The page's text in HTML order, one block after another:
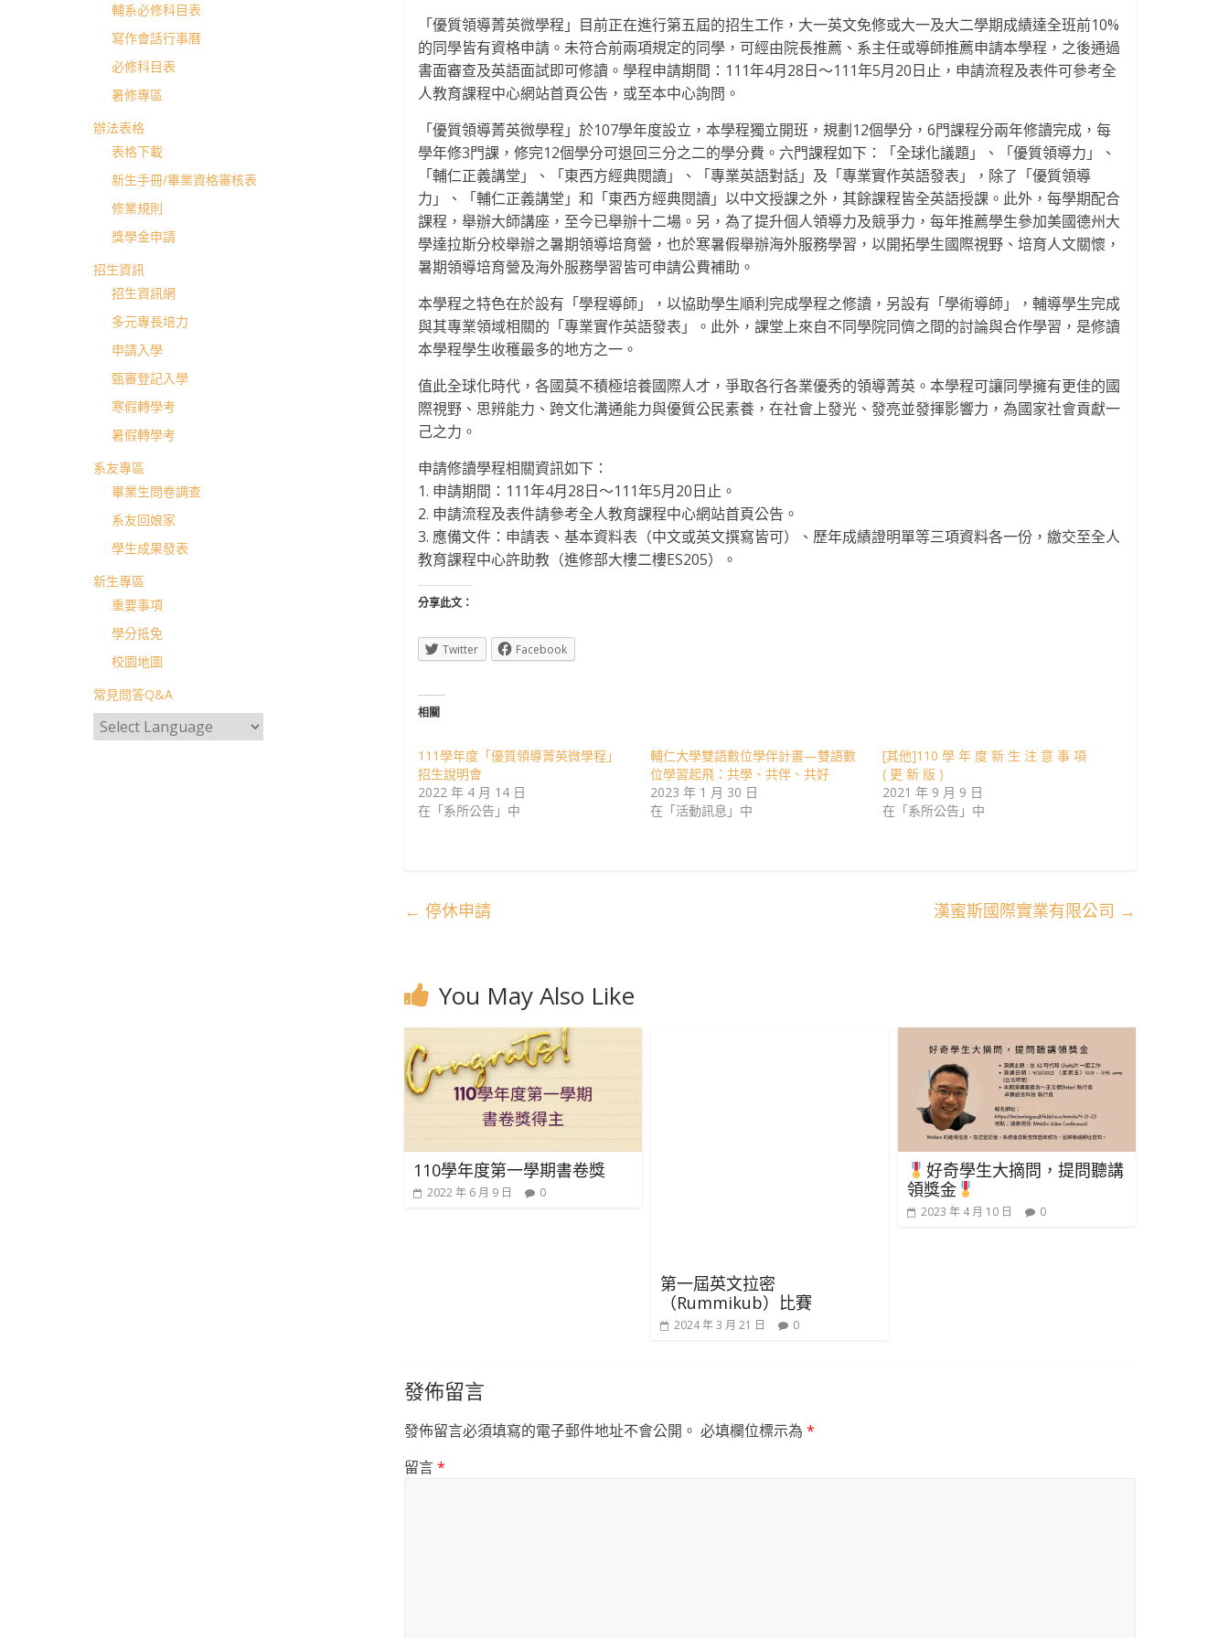
學
士
班
「優質領導菁英微學程」目前正在進行第五屆的招生工作，大一英文免修或大一及大二學期成績達全班前10%
的同學皆有資格申請。未符合前兩項規定的同學，可經由院長推薦、系主任或導師推薦申請本學程，之後通過
書面審查及英語面試即可修讀。學程申請期間：111年4月28日～111年5月20日止，申請流程及表件可參考全
人教育課程中心網站首頁公告，或至本中心詢問。
「優質領導菁英微學程」於107學年度設立，本學程獨立開班，規劃12個學分，6門課程分兩年修讀完成，每
學年修3門課，修完12個學分可退回三分之二的學分費。六門課程如下：「全球化議題」、「優質領導力」、
「輔仁正義講堂」、「東西方經典閱讀」、「專業英語對話」及「專業實作英語發表」，除了「優質領導
力」、「輔仁正義講堂」和「東西方經典閱讀」以中文授課之外，其餘課程皆全英語授課。此外，每學期配合
課程，舉辦大師講座，至今已舉辦十二場。另，為了提升個人領導力及競爭力，每年推薦學生參加美國德州大
學達拉斯分校舉辦之暑期領導培育營，也於寒暑假舉辦海外服務學習，以開拓學生國際視野、培育人文關懷，
暑期領導培育營及海外服務學習皆可申請公費補助。
本學程之特色在於設有「學程導師」，以協助學生順利完成學程之修讀，另設有「學術導師」，輔導學生完成
與其專業領域相關的「專業實作英語發表」。此外，課堂上來自不同學院同儕之間的討論與合作學習，是修讀
本學程學生收穫最多的地方之一。
值此全球化時代，各國莫不積極培養國際人才，爭取各行各業優秀的領導菁英。本學程可讓同學擁有更佳的國
際視野、思辨能力、跨文化溝通能力與優質公民素養，在社會上發光、發亮並發揮影響力，為國家社會貢獻一
己之力。
申請修讀學程相關資訊如下：
1. 申請期間：111年4月28日～111年5月20日止。
2. 申請流程及表件請參考全人教育課程中心網站首頁公告。
3. 應備文件：申請表、基本資料表（中文或英文撰寫皆可）、歷年成績證明單等三項資料各一份，繳交至全人
教育課程中心許助教（進修部大樓二樓ES205）。
分享此文：
Twitter Facebook
相關
111學年度「優質領導菁英微學程」
招生說明會
2022 年 4 月 14 日
在「系所公告」中
輔仁大學雙語數位學伴計畫—雙語數
位學習起飛：共學、共伴、共好
2023 年 1 月 30 日
在「活動訊息」中
[其他]110 學 年 度 新 生 注 意 事 項
( 更 新 版 )
2021 年 9 月 9 日
在「系所公告」中
← 停休申請 漢蜜斯國際實業有限公司 →
You May Also Like
110學年度第一學期書卷獎
2022 年 6 月 9 日 0
第一屆英文拉密
（Rummikub）比賽
2024 年 3 月 21 日 0
好奇學生大摘問，提問聽講
領獎金
2023 年 4 月 10 日 0
發佈留言
發佈留言必須填寫的電子郵件地址不會公開。 必填欄位標示為 *
留言*
輔系必修科目表
寫作會話行事曆
必修科目表
暑修專區
辦法表格
表格下載
新生手冊/畢業資格審核表
修業規則
獎學金申請
招生資訊
招生資訊網
多元專長培力
申請入學
甄審登記入學
寒假轉學考
暑假轉學考
系友專區
畢業生問卷調查
系友回娘家
學生成果發表
新生專區
重要事項
學分抵免
校園地圖
常見問答Q&A